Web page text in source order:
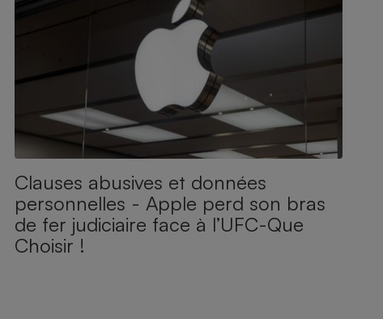
Clauses abusives et données
personnelles - Apple perd son bras
de fer judiciaire face à l’UFC-Que
Choisir !